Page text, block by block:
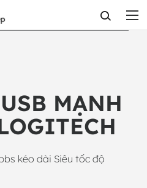
MẠNH
kéo dài Siêu tốc độ